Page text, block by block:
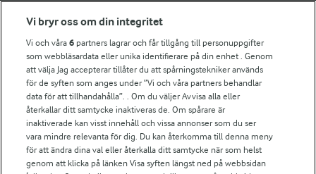
Fler Arlasajter
För ägare
Arlas kundportal
Arla.com
Falbygdens Ost
Arla webbshop
Bildbank
Vi bryr oss om din integritet
Vi och våra6 partners lagrar och får tillgång till personuppgifter
som webbläsardata eller unika identifierare på din enhet . Genom
att välja Jag accepterar tillåter du att spårningstekniker används
för de syften som anges under ”Vi och våra partners behandlar
data för att tillhandahålla”. . Om du väljer Avvisa alla eller
återkallar ditt samtycke inaktiveras de. Om spårare är
inaktiverade kan visst innehåll och vissa annonser som du ser
vara mindre relevanta för dig. Du kan återkomma till denna meny
för att ändra dina val eller återkalla ditt samtycke när som helst
genom att klicka på länken Visa syften längst ned på webbsidan